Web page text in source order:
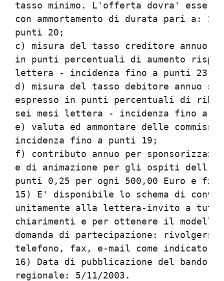
tasso minimo. L'offerta dovra'
con ammortamento di durata
c) misura del tasso creditore
in punti percentuali di
lettera -
d) misura del tasso debitore
espresso in punti percentuali
sei mesi lettera -
e) valuta ed ammontare delle
incidenza
f) contributo annuo per
e di animazione per gli ospiti
punti 0,25 per ogni
15) E' disponibile lo schema
unitamente alla lettera-
chiarimenti e per ottenere il
domanda di partecipazione:
telefono, fax, e-mail
16) Data di pubblicazione del